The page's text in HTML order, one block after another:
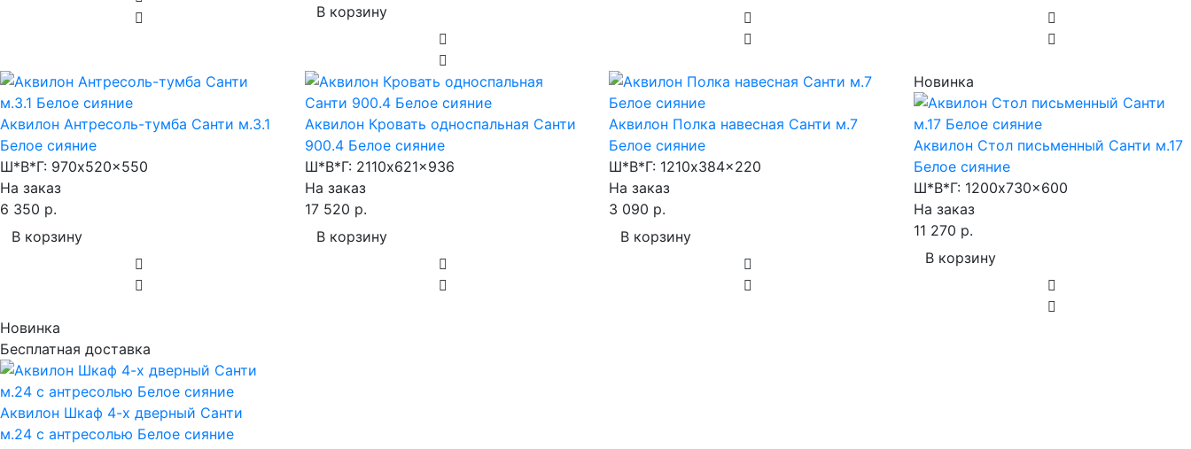
В корзину
Аквилон Антресоль-тумба Санти м.3.1
Белое сияние
Ш*В*Г: 970x520x550
На заказ
6 350 р.
В корзину
Аквилон Кровать односпальная Санти
900.4 Белое сияние
Ш*В*Г:2110x621x936
На заказ
17 520 р.
В корзину
Аквилон Полка навесная Санти м.7
Белое сияние
Ш*В*Г: 1210x384x220
На заказ
3 090 р.
В корзину
Новинка
Аквилон Стол письменный Санти м.17
Белое сияние
Ш*В*Г:1200x730x600
На заказ
11 270 р.
В корзину
Новинка
Бесплатная доставка
Аквилон Шкаф 4-х дверный Санти
м.24 с антресолью Белое сияние